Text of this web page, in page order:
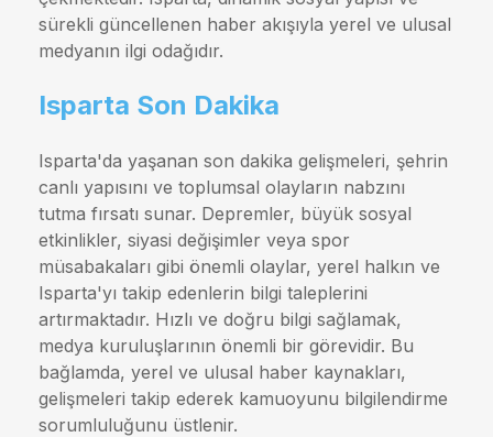
sürekli güncellenen haber akışıyla yerel ve ulusal
medyanın ilgi odağıdır.
Isparta Son Dakika
Isparta'da yaşanan son dakika gelişmeleri, şehrin
canlı yapısını ve toplumsal olayların nabzını
tutma fırsatı sunar. Depremler, büyük sosyal
etkinlikler, siyasi değişimler veya spor
müsabakaları gibi önemli olaylar, yerel halkın ve
Isparta'yı takip edenlerin bilgi taleplerini
artırmaktadır. Hızlı ve doğru bilgi sağlamak,
medya kuruluşlarının önemli bir görevidir. Bu
bağlamda, yerel ve ulusal haber kaynakları,
gelişmeleri takip ederek kamuoyunu bilgilendirme
sorumluluğunu üstlenir.